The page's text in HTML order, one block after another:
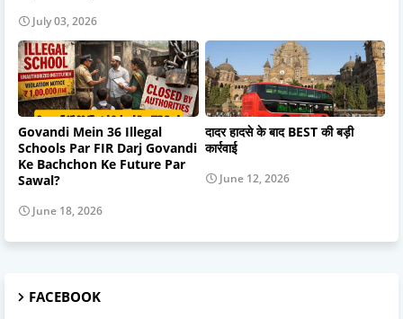
July 03, 2026
Govandi Mein 36 Illegal
Schools Par FIR Darj Govandi
Ke Bachchon Ke Future Par
Sawal?
June 18, 2026
दादर हादसे के बाद BEST की बड़ी
कार्रवाई
June 12, 2026
FACEBOOK